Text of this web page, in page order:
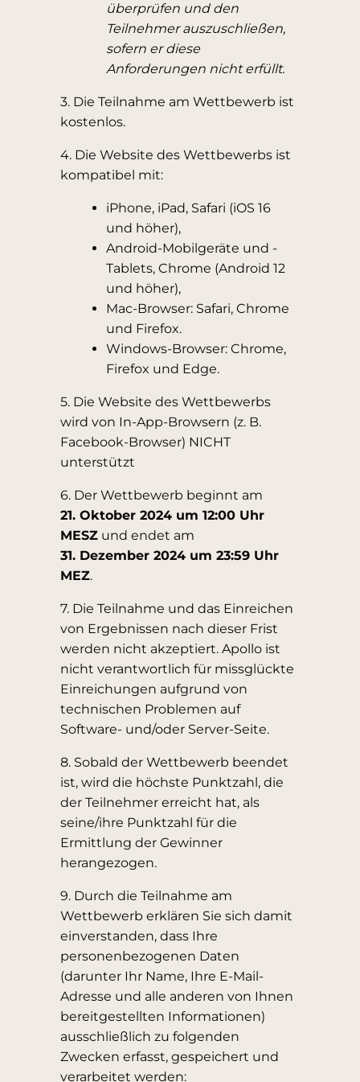
überprüfen und den
Teilnehmer auszuschließen,
sofern er diese
Anforderungen nicht erfüllt.
3. Die Teilnahme am Wettbewerb ist
kostenlos.
4. Die Website des Wettbewerbs ist
kompatibel mit:
iPhone, iPad, Safari (iOS 16
und höher),
Android-Mobilgeräte und -
Tablets, Chrome (Android 12
und höher),
Mac-Browser: Safari, Chrome
und Firefox.
Windows-Browser: Chrome,
Firefox und Edge.
5. Die Website des Wettbewerbs
wird von In-App-Browsern (z. B.
Facebook-Browser) NICHT
unterstützt
6. Der Wettbewerb beginnt am
21. Oktober 2024 um 12:00 Uhr
MESZund endet am
31. Dezember 2024 um 23:59 Uhr
MEZ.
7. Die Teilnahme und das Einreichen
von Ergebnissen nach dieser Frist
werden nicht akzeptiert. Apollo ist
nicht verantwortlich für missglückte
Einreichungen aufgrund von
technischen Problemen auf
Software- und/oder Server-Seite.
8. Sobald der Wettbewerb beendet
ist, wird die höchste Punktzahl, die
der Teilnehmer erreicht hat, als
seine/ihre Punktzahl für die
Ermittlung der Gewinner
herangezogen.
9. Durch die Teilnahme am
Wettbewerb erklären Sie sich damit
einverstanden, dass Ihre
personenbezogenen Daten
(darunter Ihr Name, Ihre E-Mail-
Adresse und alle anderen von Ihnen
bereitgestellten Informationen)
ausschließlich zu folgenden
Zwecken erfasst, gespeichert und
verarbeitet werden: